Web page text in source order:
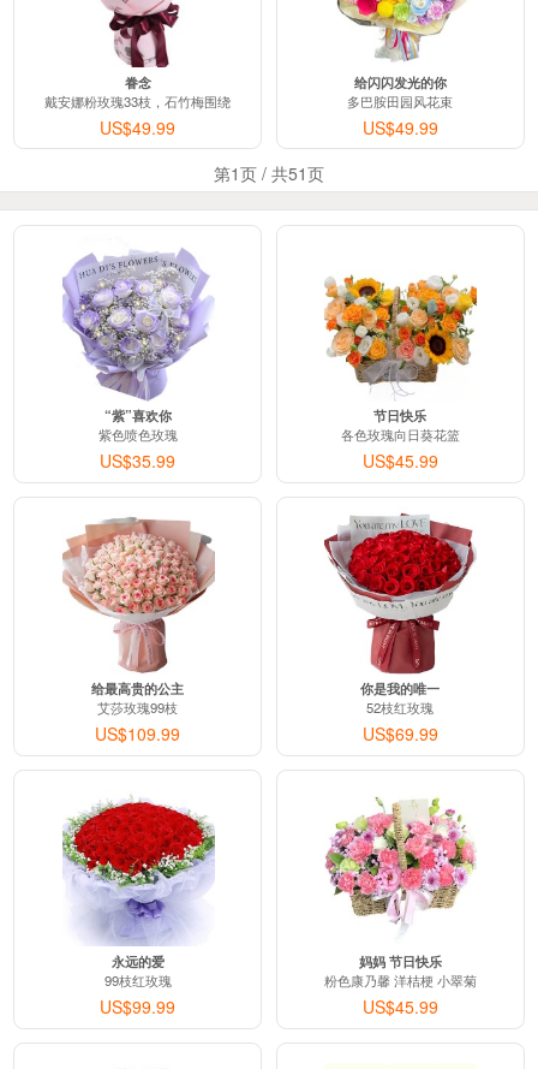
眷念
戴安娜粉玫瑰33枝，石竹梅围绕
US$49.99
给闪闪发光的你
多巴胺田园风花束
US$49.99
第1页 / 共51页
“紫”喜欢你
紫色喷色玫瑰
US$35.99
节日快乐
各色玫瑰向日葵花篮
US$45.99
给最高贵的公主
艾莎玫瑰99枝
US$109.99
你是我的唯一
52枝红玫瑰
US$69.99
永远的爱
99枝红玫瑰
US$99.99
妈妈 节日快乐
粉色康乃馨 洋桔梗 小翠菊
US$45.99